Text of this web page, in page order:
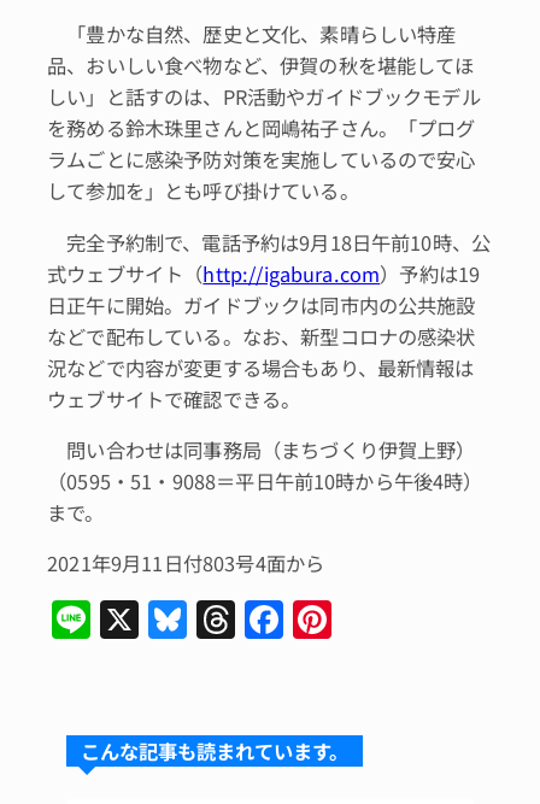
「豊かな自然、歴史と文化、素晴らしい特産
品、おいしい食べ物など、伊賀の秋を堪能してほ
しい」と話すのは、PR活動やガイドブックモデル
を務める鈴木珠里さんと岡嶋祐子さん。「プログ
ラムごとに感染予防対策を実施しているので安心
して参加を」とも呼び掛けている。
完全予約制で、電話予約は9月18日午前10時、公
式ウェブサイト（http://igabura.com）予約は19
日正午に開始。ガイドブックは同市内の公共施設
などで配布している。なお、新型コロナの感染状
況などで内容が変更する場合もあり、最新情報は
ウェブサイトで確認できる。
問い合わせは同事務局（まちづくり伊賀上野）
（0595・51・9088＝平日午前10時から午後4時）
まで。
2021年9月11日付803号4面から
Li X Bl
s
k
T
a
d
F
e
b
re
st
こんな記事も読まれています。